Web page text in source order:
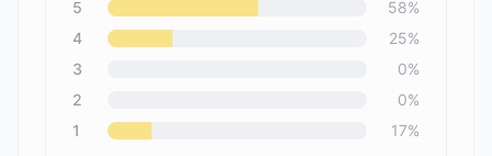
5 58%
4
25%
3
0%
2
0%
1
17%